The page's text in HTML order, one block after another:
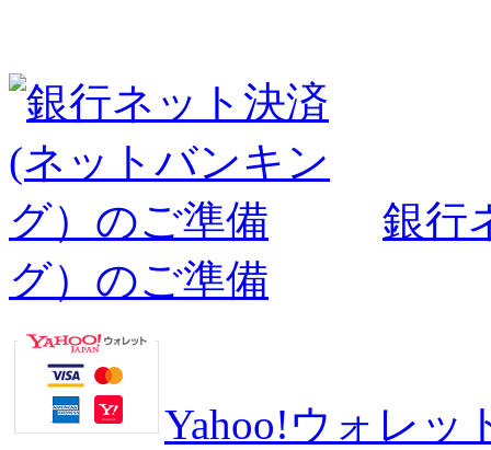
銀行
グ）のご準備
Yahoo!ウォレッ